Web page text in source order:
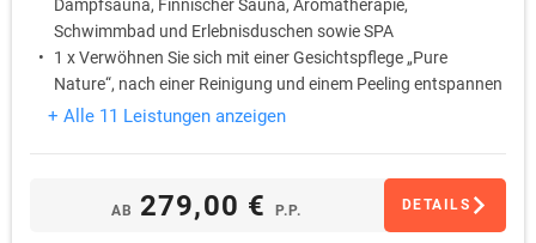
Dampfsauna, Finnischer Sauna, Aromatherapie,
Schwimmbad und Erlebnisduschen sowie SPA
1 x Verwöhnen Sie sich mit einer Gesichtspflege „Pure
Nature“, nach einer Reinigung und einem Peeling entspannen
Sie bei einer Gesichts- sowie Augendruckpunktmassage.
1 x Lakeside Partnercard für 1 Jahr mit vielen
+ Alle 11 Leistungen anzeigen
AB 279,00 € P.P. DETAILS